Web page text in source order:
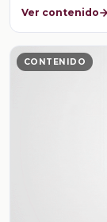
Ver contenido
CONTENIDO